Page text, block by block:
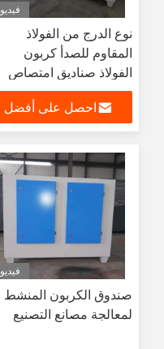
فيديو
نوع الدرج من الفولاذ
المقاوم للصدأ كربون
الفولاذ صناديق امتصاص
الكربون المنشط لحماية
البيئة
احصل على أفضل
فيديو
صندوق الكربون المنشط
لمعالجة مصانع التصنيع